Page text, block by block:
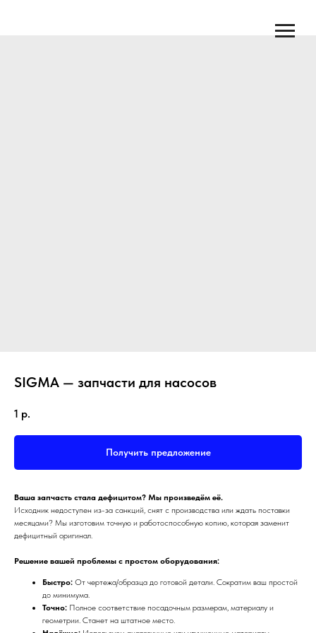
SIGMA — запчасти для насосов
1 р.
Получить предложение
Ваша запчасть стала дефицитом? Мы произведём её.
Исходник недоступен из-за санкций, снят с производства или ждать поставки
месяцами? Мы изготовим точную и работоспособную копию, которая заменит
дефицитный оригинал.
Решение вашей проблемы с простом оборудования:
Быстро: От чертежа/образца до готовой детали. Сократим ваш простой
до минимума.
Точно: Полное соответствие посадочным размерам, материалу и
геометрии. Станет на штатное место.